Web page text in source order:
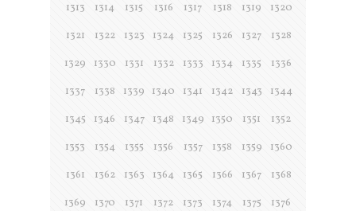
1313
1314 1315 1316 1317 1318 1319
1320
1321
1322 1323 1324 1325 1326 1327
1328
1329
1330 1331 1332 1333 1334 1335
1336
1337
1338 1339 1340 1341 1342 1343
1344
1345
1346 1347 1348 1349 1350 1351
1352
1353
1354 1355 1356 1357 1358 1359
1360
1361
1362 1363 1364 1365 1366 1367
1368
1369
1370 1371 1372 1373 1374 1375
1376